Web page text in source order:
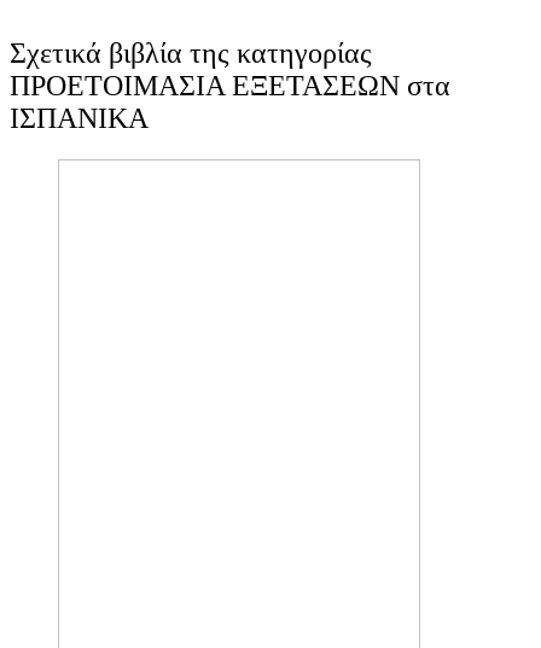
Σχετικά βιβλία της κατηγορίας
ΠΡΟΕΤΟΙΜΑΣΙΑ ΕΞΕΤΑΣΕΩΝ στα
ΙΣΠΑΝΙΚΑ